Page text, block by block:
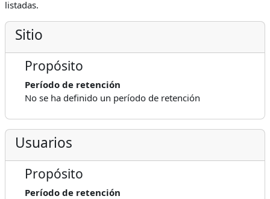
listadas.
Sitio
Propósito
Período de retención
No se ha definido un período de retención
Usuarios
Propósito
Período de retención